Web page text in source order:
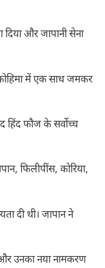
और जापानी सेना
में एक साथ जमकर
फौज के सर्वोच्च
फिलीपींस, कोरिया,
दी थी। जापान ने
उनका नया नामकरण